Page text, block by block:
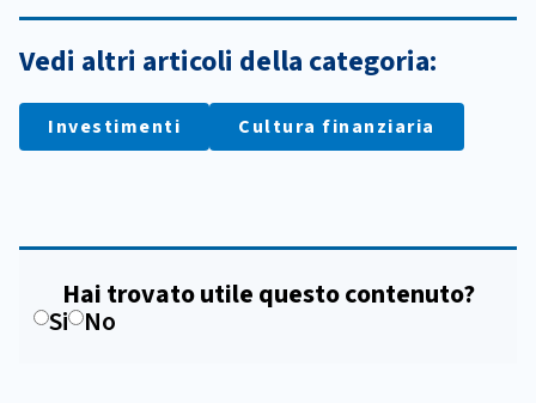
Vedi altri articoli della categoria:
Investimenti Cultura finanziaria
Hai trovato utile questo contenuto?
Si No